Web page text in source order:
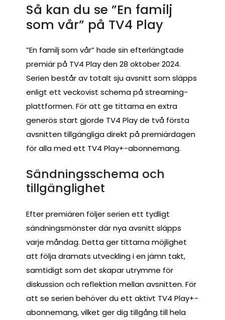
Så kan du se ”En familj
som vår” på TV4 Play
”En familj som vår” hade sin efterlängtade
premiär på TV4 Play den 28 oktober 2024.
Serien består av totalt sju avsnitt som släpps
enligt ett veckovist schema på streaming-
plattformen. För att ge tittarna en extra
generös start gjorde TV4 Play de två första
avsnitten tillgängliga direkt på premiärdagen
för alla med ett TV4 Play+-abonnemang.
Sändningsschema och
tillgänglighet
Efter premiären följer serien ett tydligt
sändningsmönster där nya avsnitt släpps
varje måndag. Detta ger tittarna möjlighet
att följa dramats utveckling i en jämn takt,
samtidigt som det skapar utrymme för
diskussion och reflektion mellan avsnitten. För
att se serien behöver du ett aktivt TV4 Play+-
abonnemang, vilket ger dig tillgång till hela